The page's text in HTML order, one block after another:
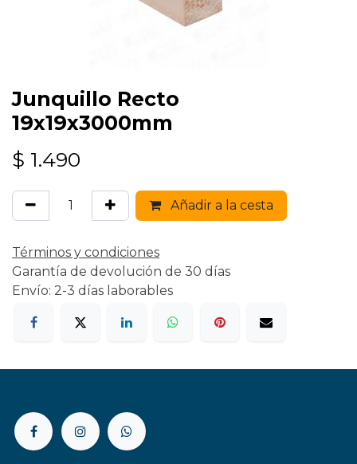
Junquillo Recto
19x19x3000mm
$ 1.490
Añadir a la cesta
Términos y condiciones
Garantía de devolución de 30 días
Envío: 2-3 días laborables